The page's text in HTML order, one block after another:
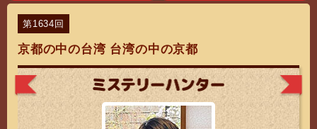
第1634回
京都の中の台湾 台湾の中の京都
ミステリーハ